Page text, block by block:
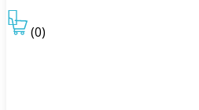
(0)
